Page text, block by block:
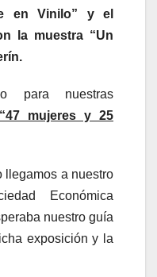
en Vinilo” y el
la muestra “Un
para nuestras
mujeres y 25
llegamos a nuestro
Económica
nuestro guía
exposición y la